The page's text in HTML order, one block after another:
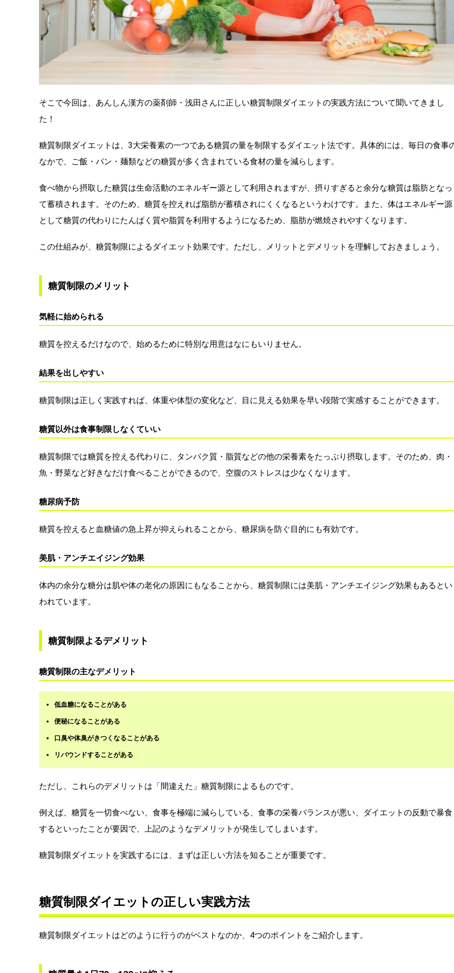
そこで今回は、あんしん漢方の薬剤師・浅田さんに正しい糖質制限ダイエットの実践方法について聞いてきまし
た！
糖質制限ダイエットは、3大栄養素の一つである糖質の量を制限するダイエット法です。具体的には、毎日の食事
なかで、ご飯・パン・麺類などの糖質が多く含まれている食材の量を減らします。
食べ物から摂取した糖質は生命活動のエネルギー源として利用されますが、摂りすぎると余分な糖質は脂肪となっ
て蓄積されます。そのため、糖質を控えれば脂肪が蓄積されにくくなるというわけです。また、体はエネルギー源
として糖質の代わりにたんぱく質や脂質を利用するようになるため、脂肪が燃焼されやすくなります。
この仕組みが、糖質制限によるダイエット効果です。ただし、メリットとデメリットを理解しておきましょう。
糖質制限のメリット
気軽に始められる
糖質を控えるだけなので、始めるために特別な用意はなにもいりません。
結果を出しやすい
糖質制限は正しく実践すれば、体重や体型の変化など、目に見える効果を早い段階で実感することができます。
糖質以外は食事制限しなくていい
糖質制限では糖質を控える代わりに、タンパク質・脂質などの他の栄養素をたっぷり摂取します。そのため、肉・
魚・野菜など好きなだけ食べることができるので、空腹のストレスは少なくなります。
糖尿病予防
糖質を控えると血糖値の急上昇が抑えられることから、糖尿病を防ぐ目的にも有効です。
美肌・アンチエイジング効果
体内の余分な糖分は肌や体の老化の原因にもなることから、糖質制限には美肌・アンチエイジング効果もあるとい
われています。
糖質制限よるデメリット
糖質制限の主なデメリット
低血糖になることがある
便秘になることがある
口臭や体臭がきつくなることがある
リバウンドすることがある
ただし、これらのデメリットは「間違えた」糖質制限によるものです。
例えば、糖質を一切食べない、食事を極端に減らしている、食事の栄養バランスが悪い、ダイエットの反動で暴食
するといったことが要因で、上記のようなデメリットが発生してしまいます。
糖質制限ダイエットを実践するには、まずは正しい方法を知ることが重要です。
糖質制限ダイエットの正しい実践方法
糖質制限ダイエットはどのように行うのがベストなのか、4つのポイントをご紹介します。